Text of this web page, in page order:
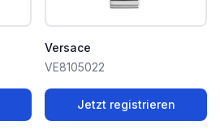
Versace
VE8105022
Jetzt registrieren